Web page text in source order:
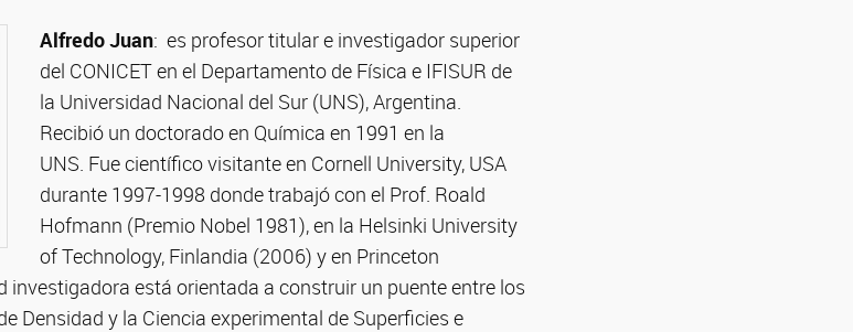
Alfredo Juan: es profesor titular e investigador superior
del CONICET en el Departamento de Física e IFISUR de
la Universidad Nacional del Sur (UNS), Argentina.
Recibió un doctorado en Química en 1991 en la
UNS. Fue científico visitante en Cornell University, USA
durante 1997-1998 donde trabajó con el Prof. Roald
Hofmann (Premio Nobel 1981), en la Helsinki University
of Technology, Finlandia (2006) y en Princeton
investigadora está orientada a construir un puente entre los
Densidad y la Ciencia experimental de Superficies e